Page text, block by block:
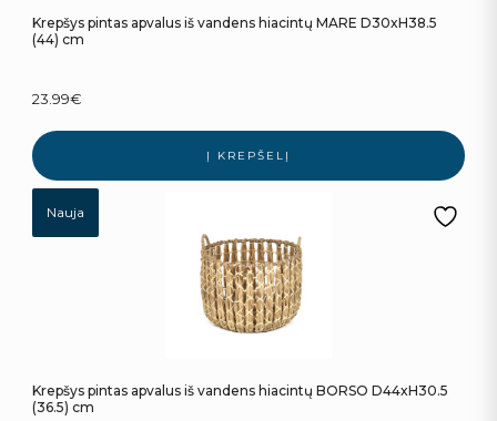
Krepšys pintas apvalus iš vandens hiacintų MARE D30xH38.5
(44) cm
23.99€
Į KREPŠELĮ
Nauja
Krepšys pintas apvalus iš vandens hiacintų BORSO D44xH30.5
(36.5) cm